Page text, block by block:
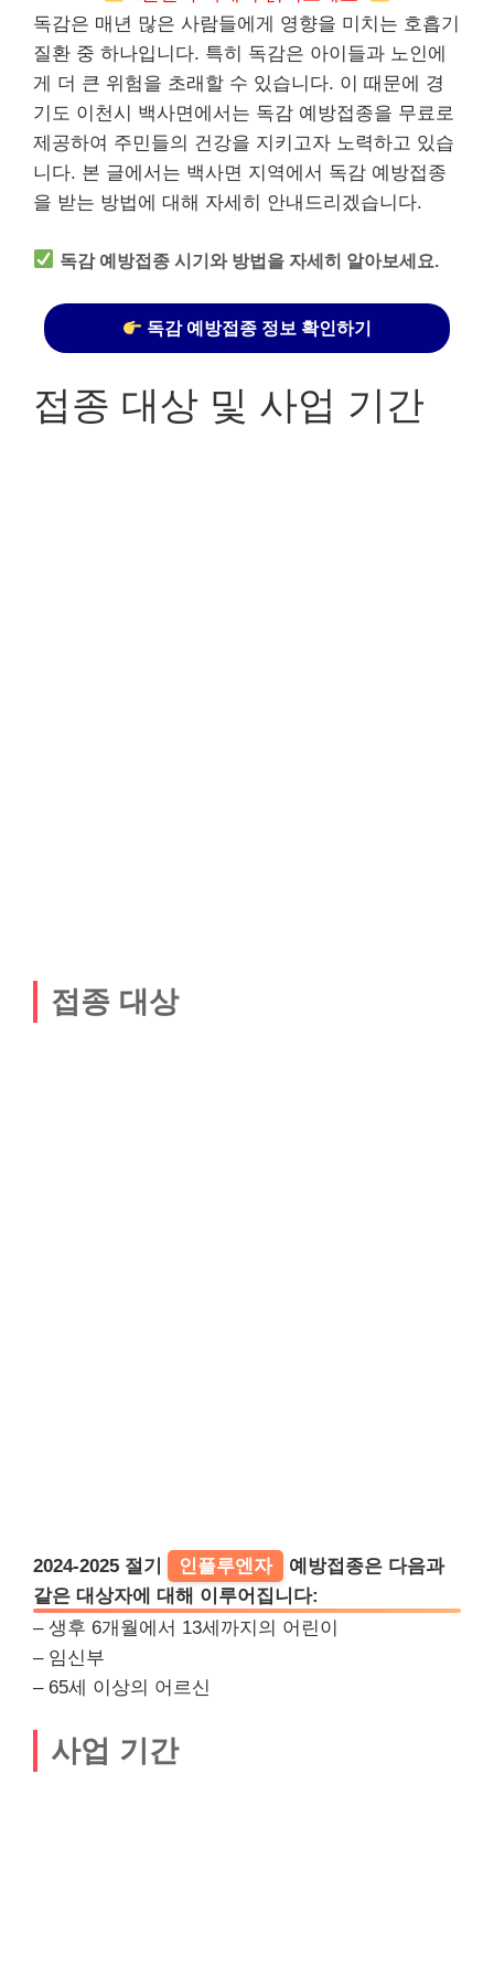
독감은 매년 많은 사람들에게 영향을 미치는 호흡기
질환 중 하나입니다. 특히 독감은 아이들과 노인에
게 더 큰 위험을 초래할 수 있습니다. 이 때문에 경
기도 이천시 백사면에서는 독감 예방접종을 무료로
제공하여 주민들의 건강을 지키고자 노력하고 있습
니다. 본 글에서는 백사면 지역에서 독감 예방접종
을 받는 방법에 대해 자세히 안내드리겠습니다.
독감 예방접종 시기와 방법을 자세히 알아보세요.
독감 예방접종 정보 확인하기
접종 대상 및 사업 기간
접종 대상
2024-2025 절기 인플루엔자
예방접종은 다음과
같은 대상자에 대해 이루어집니다:
– 생후 6개월에서 13세까지의 어린이
– 임신부
– 65세 이상의 어르신
사업 기간